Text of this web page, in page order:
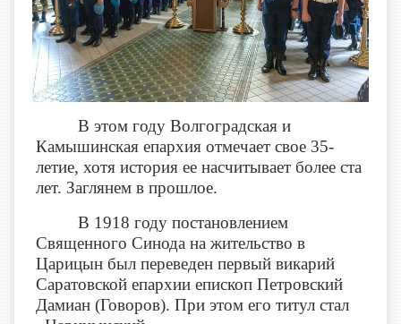
В этом году Волгоградская и
Камышинская епархия отмечает свое 35-
летие, хотя история ее насчитывает более ста
лет. Заглянем в прошлое.
В 1918 году постановлением
Священного Синода на жительство в
Царицын был переведен первый викарий
Саратовской епархии епископ Петровский
Дамиан (Говоров). При этом его титул стал